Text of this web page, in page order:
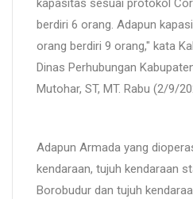
kapasitas sesuai protokol
berdiri 6 orang. Adapun
orang berdiri 9 orang," kata
Dinas Perhubungan
Mutohar, ST, MT. Rabu (2/9/
Adapun Armada yang
kendaraan, tujuh kendaraan
Borobudur dan tujuh